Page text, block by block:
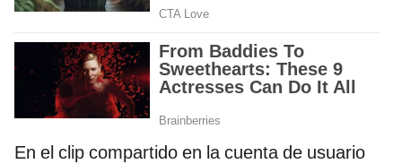
En el clip compartido en la cuenta de usuario